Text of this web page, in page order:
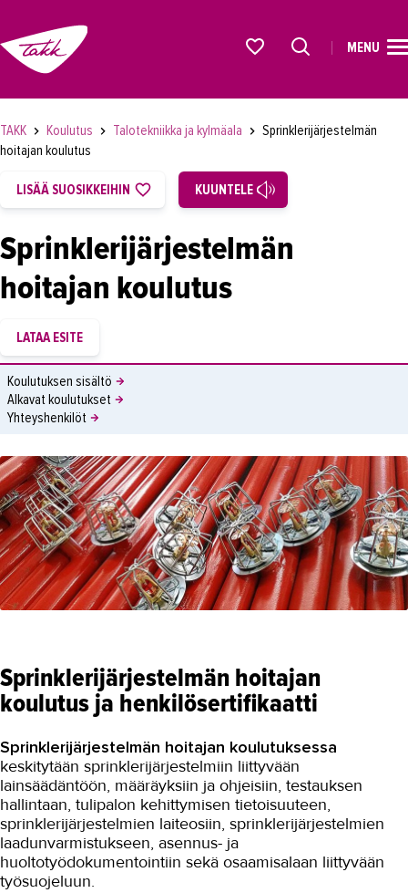
OPISKELIJAKSI
YRITYKSILLE
AJANKOHTAISTA
YHTEYSTIEDOT
IN ENGLISH
MENU
TAKK Koulutus Talotekniikka ja kylmäala
Sprinklerijärjestelmän
hoitajan koulutus
LISÄÄ SUOSIKKEIHIN KUUNTELE
Sprinklerijärjestelmän
hoitajan koulutus
Koulutuksen sisältö
Alkavat koulutukset
Yhteyshenkilöt
Sprinklerijärjestelmän hoitajan
koulutus ja henkilösertifikaatti
Sprinklerijärjestelmän hoitajan koulutuksessa
keskitytään sprinklerijärjestelmiin liittyvään
lainsäädäntöön, määräyksiin ja ohjeisiin, testauksen
hallintaan, tulipalon kehittymisen tietoisuuteen,
sprinklerijärjestelmien laiteosiin, sprinklerijärjestelmien
laadunvarmistukseen, asennus- ja
huoltotyödokumentointiin sekä osaamisalaan liittyvään
työsuojeluun.